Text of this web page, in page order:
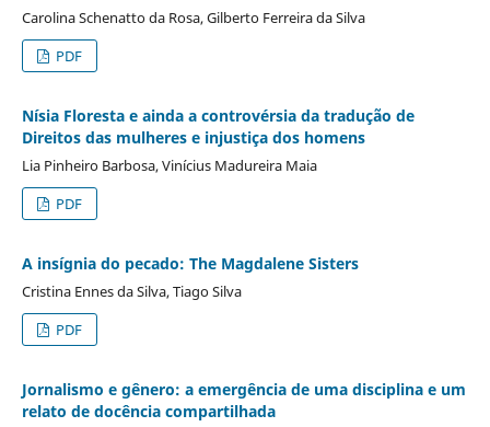
Carolina Schenatto da Rosa, Gilberto Ferreira da Silva
PDF
Nísia Floresta e ainda a controvérsia da tradução de
Direitos das mulheres e injustiça dos homens
Lia Pinheiro Barbosa, Vinícius Madureira Maia
PDF
A insígnia do pecado: The Magdalene Sisters
Cristina Ennes da Silva, Tiago Silva
PDF
Jornalismo e gênero: a emergência de uma disciplina e um
relato de docência compartilhada